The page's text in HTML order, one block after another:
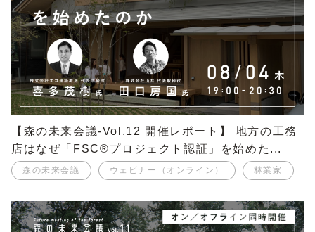
【森の未来会議-Vol.12 開催レポート】 地方の工務
店はなぜ「FSC®プロジェクト認証」を始めた...
森の未来会議 ウェビナー（オンライン） 林業家